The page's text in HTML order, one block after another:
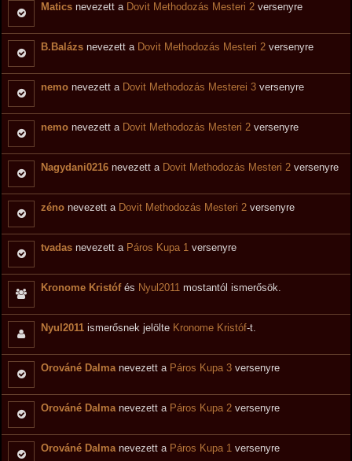
Matics nevezett a Dovit Methodozás Mesteri 2 versenyre
B.Balázs nevezett a Dovit Methodozás Mesteri 2 versenyre
nemo nevezett a Dovit Methodozás Mesterei 3 versenyre
nemo nevezett a Dovit Methodozás Mesteri 2 versenyre
Nagydani0216 nevezett a Dovit Methodozás Mesteri 2 versenyre
zéno nevezett a Dovit Methodozás Mesteri 2 versenyre
tvadas nevezett a Páros Kupa 1 versenyre
Kronome Kristófés Nyul2011 mostantól ismerősök.
Nyul2011 ismerősnek jelölte Kronome Kristóf-t.
Orováné Dalma nevezett a Páros Kupa 3 versenyre
Orováné Dalma nevezett a Páros Kupa 2 versenyre
Orováné Dalma nevezett a Páros Kupa 1 versenyre